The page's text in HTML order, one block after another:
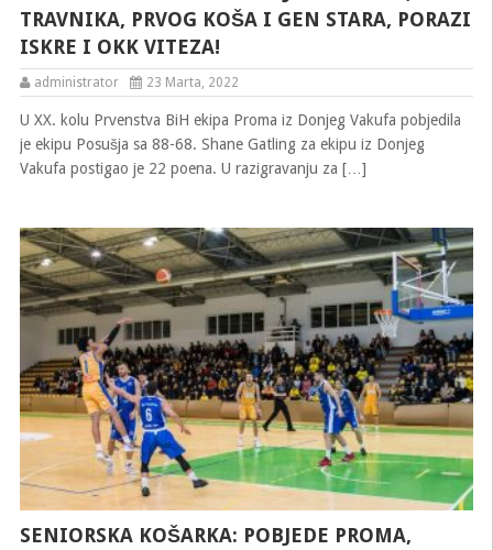
TRAVNIKA, PRVOG KOŠA I GEN STARA, PORAZI
ISKRE I OKK VITEZA!
administrator 23 Marta, 2022
U XX. kolu Prvenstva BiH ekipa Proma iz Donjeg Vakufa pobjedila
je ekipu Posušja sa 88-68. Shane Gatling za ekipu iz Donjeg
Vakufa postigao je 22 poena. U razigravanju za […]
SENIORSKA KOŠARKA: POBJEDE PROMA,